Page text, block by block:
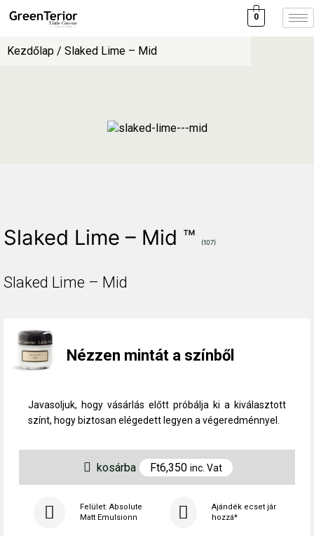
0
Kezdőlap / Slaked Lime – Mid
Slaked Lime – Mid ™ (107)
Slaked Lime – Mid
Nézzen mintát a színből
Javasoljuk, hogy vásárlás előtt próbálja ki a kiválasztott
színt, hogy biztosan elégedett legyen a végeredménnyel.
kosárba Ft6,350 inc. Vat
Felület: Absolute
Matt Emulsionn
Ajándék ecset jár
hozzá*